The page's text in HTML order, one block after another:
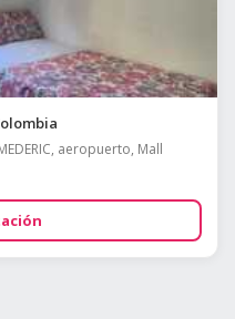
aeropuerto, Mall